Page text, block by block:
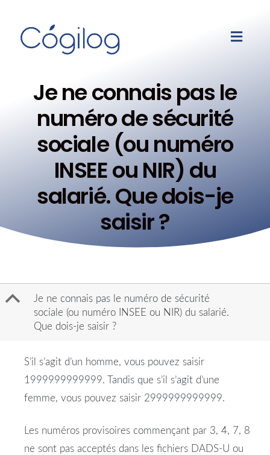
Je ne connais pas le
numéro de sécurité
sociale (ou numéro
INSEE ou NIR) du
salarié. Que dois-je
saisir ?
B
Je ne connais pas le numéro de sécurité
sociale (ou numéro INSEE ou NIR) du salarié.
Que dois-je saisir ?
S’il s’agit d’un homme, vous pouvez saisir
1999999999999. Tandis que s’il s’agit d’une
femme, vous pouvez saisir 2999999999999.
Les numéros provisoires commençant par 3, 4, 7, 8
ne sont pas acceptés dans les fichiers DADS-U ou